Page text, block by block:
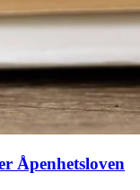
Åpenhetsloven